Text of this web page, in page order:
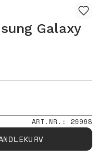
Galaxy
ART.NR. : 29998